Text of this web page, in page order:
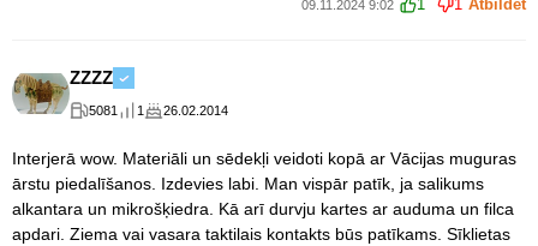
09.11.2024 9:02 1 1 Atbildēt
ZZZZ
5081 1 26.02.2014
Interjerā wow. Materiāli un sēdekļi veidoti kopā ar Vācijas muguras
ārstu piedalīšanos. Izdevies labi. Man vispār patīk, ja salikums
alkantara un mikrošķiedra. Kā arī durvju kartes ar auduma un filca
apdari. Ziema vai vasara taktilais kontakts būs patīkams. Sīklietas